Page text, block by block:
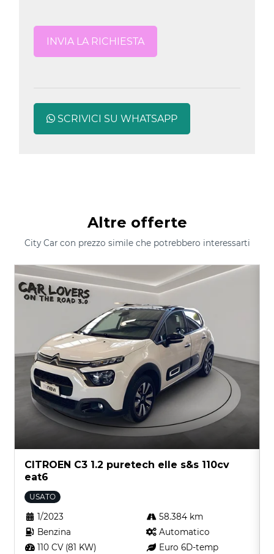
SCRIVICI SU WHATSAPP
Altre offerte
City Car con prezzo simile che potrebbero interessarti
CITROEN C3 1.2 puretech elle s&s 110cv
eat6
USATO
1/2023
58.384 km
Benzina
Automatico
110 CV (81 KW)
Euro 6D-temp